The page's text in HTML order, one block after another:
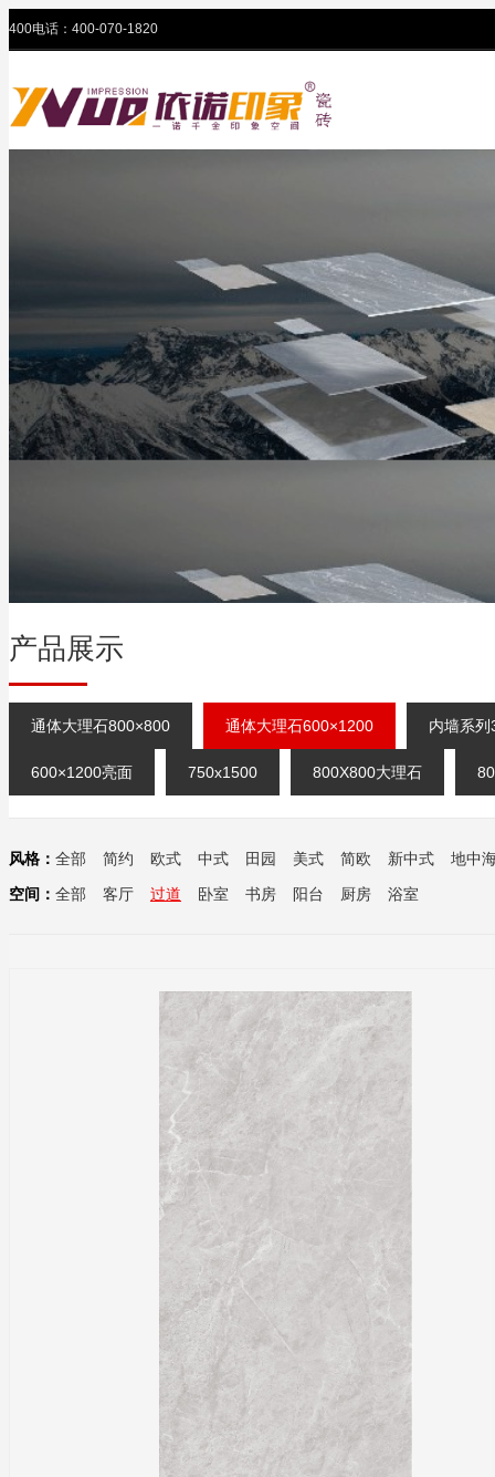
400电话：400-070-1820
产品展示
通体大理石800×800 通体大理石600×1200 内墙系
600×1200亮面 750x1500 800X800大理石
风格： 全部 简约 欧式 中式 田园 美式 简欧 新中式
地中
空间： 全部 客厅 过道 卧室 书房 阳台 厨房 浴室